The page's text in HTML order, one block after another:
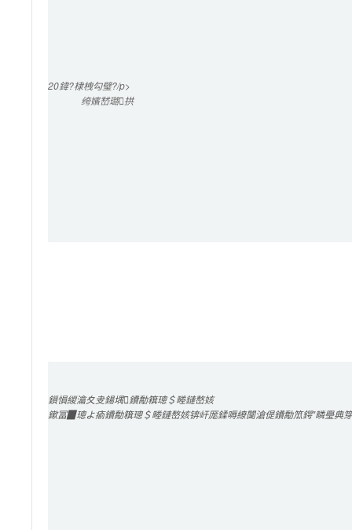
20鍏?棣栧勾璧?/p>
绔嬪嵆璐拱
鎻愪緵瀹夊叏鍚堣鐨勪簯璁＄畻鏈嶅姟
鏉冨▉璁よ瘉鐨勪簯璁＄畻鏈嶅姟锛屽厖鍒嗕繚闅滄偍鐨勪笟鍔″疄璺典